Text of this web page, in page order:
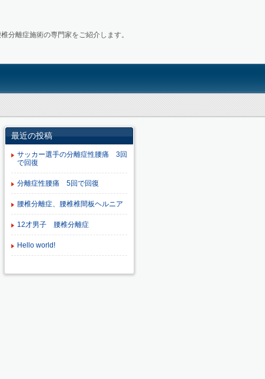
分離症施術の専門家をご紹介します。
最近の投稿
サッカー選手の分離症性腰痛 3回
で回復
分離症性腰痛 5回で回復
腰椎分離症、腰椎椎間板ヘルニア
12才男子 腰椎分離症
Hello world!